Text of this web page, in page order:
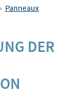
Panneaux
DER